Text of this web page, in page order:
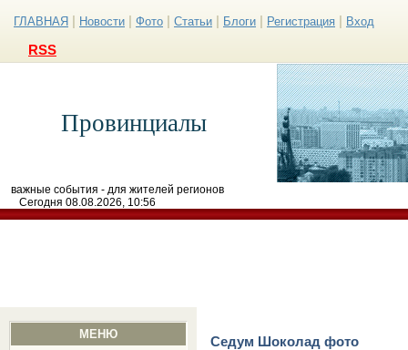
ГЛАВНАЯ Новости Фото Статьи Блоги Регистрация Вход
RSS
Провинциалы
важные события - для жителей регионов
Сегодня 08.08.2026, 10:56
МЕНЮ
Седум Шоколад фото